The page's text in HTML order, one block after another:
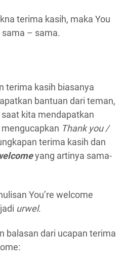
terima kasih, maka You
sama – sama.
terima kasih biasanya
bantuan dari teman,
kita mendapatkan
Thank you /
terima kasih dan
yang artinya sama-
You’re welcome
urwel.
balasan dari ucapan terima